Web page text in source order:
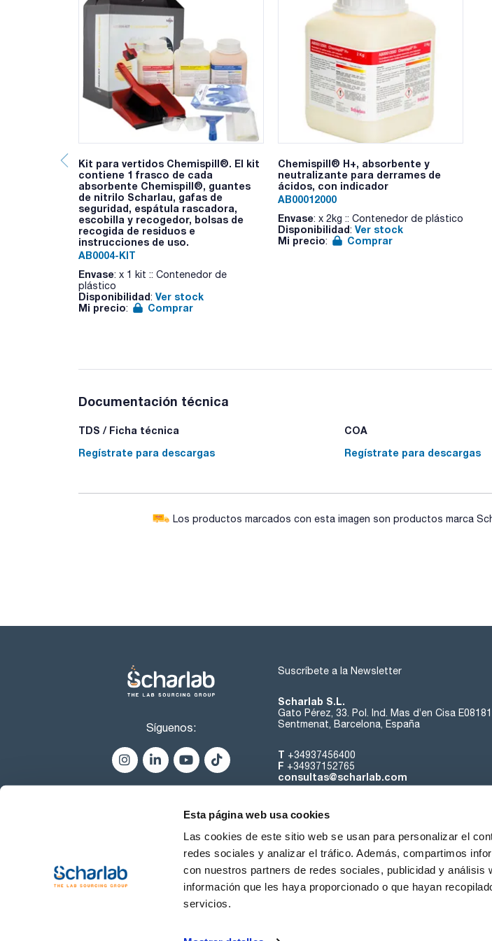
Esta página web usa cookies
Las cookies de este sitio web se usan para personalizar el
redes sociales y analizar el tráfico. Además, compartimos
con nuestros partners de redes sociales, publicidad y análisis
información que les haya proporcionado o que hayan
servicios.
- Frases P-GHS: P210 -
- Partida arancelaria: 2808 00 00
ESPECIFICACIONES
contenido (acidimétrico) : 68,0 -
apariencia: clara e incolora
color (APHA): max. 10
cloruros (Cl): max. 0,5 ppm
sulfatos (SO4): max. 1 ppm
arsénico (As): max. 0,01 ppm
cobre (Cu): max. 0,1 ppm
metales pesados ( como Pb) :
hierro (Fe): max. 0,2 ppm
resíduo de calcinación : max. 5
cenizas sulfatadas: max. 0,001 %
Kit para vertidos Chemispill®. El kit
contiene 1 frasco de cada
absorbente Chemispill®, guantes
de nitrilo Scharlau, gafas de
seguridad, espátula rascadora,
escobilla y recogedor, bolsas de
recogida de residuos e
instrucciones de uso.
AB0004-KIT
Envase: x 1 kit :: Contenedor de
plástico
Disponibilidad: Ver stock
Mi precio: Comprar
Chemispill® H+, absorbente y
neutralizante para derrames de
ácidos, con indicador
AB00012000
Envase: x 2kg :: Contenedor de plástico
Disponibilidad: Ver stock
Mi precio: Comprar
Documentación técnica
TDS / Ficha técnica
Regístrate para descargas
COA
Regístrate para descargas
Los productos marcados con esta imagen son productos marca
Síguenos:
Suscríbete a la Newsletter
Scharlab S.L.
Gato Pérez, 33. Pol. Ind. Mas d’en Cisa E08181
Sentmenat, Barcelona, España
T +34937456400
F +34937152765
consultas@scharlab.com
Sobre nosotros Contacta
Condiciones de uso